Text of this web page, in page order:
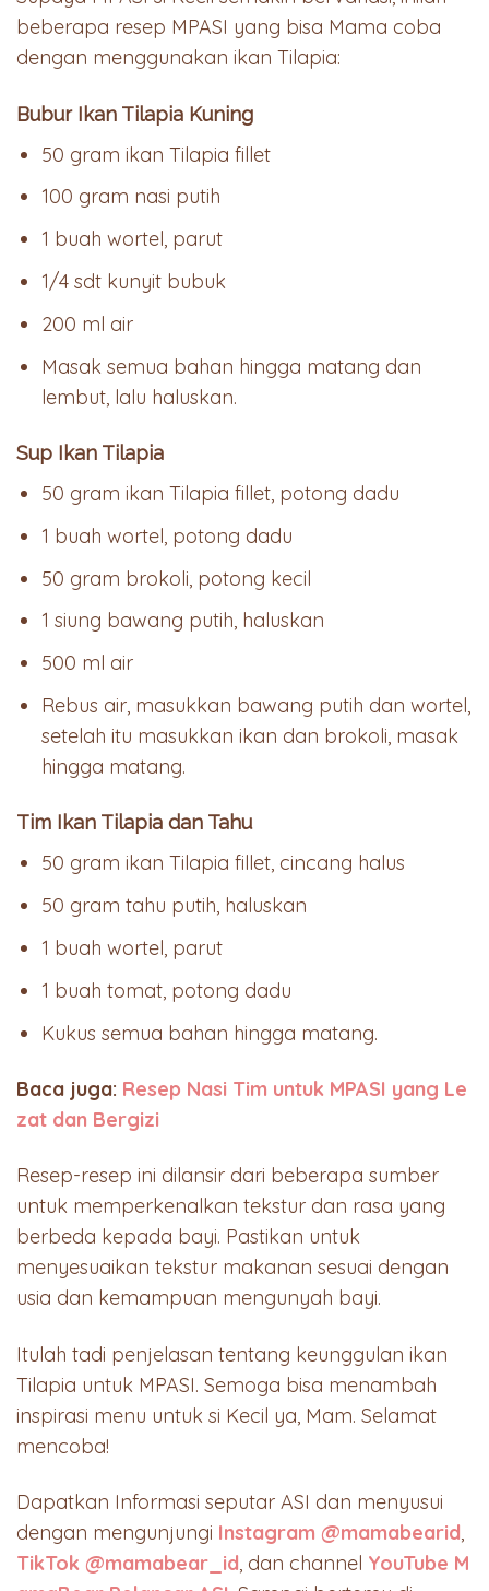
beberapa resep MPASI yang bisa Mama coba
dengan menggunakan ikan Tilapia:
Bubur Ikan Tilapia Kuning
50 gram ikan Tilapia fillet
100 gram nasi putih
1 buah wortel, parut
1/4 sdt kunyit bubuk
200 ml air
Masak semua bahan hingga matang dan
lembut, lalu haluskan.
Sup Ikan Tilapia
50 gram ikan Tilapia fillet, potong dadu
1 buah wortel, potong dadu
50 gram brokoli, potong kecil
1 siung bawang putih, haluskan
500 ml air
Rebus air, masukkan bawang putih dan wortel,
setelah itu masukkan ikan dan brokoli, masak
hingga matang.
Tim Ikan Tilapia dan Tahu
50 gram ikan Tilapia fillet, cincang halus
50 gram tahu putih, haluskan
1 buah wortel, parut
1 buah tomat, potong dadu
Kukus semua bahan hingga matang.
Baca juga: Resep Nasi Tim untuk MPASI yang Le
zat dan Bergizi
Resep-resep ini dilansir dari beberapa sumber
untuk memperkenalkan tekstur dan rasa yang
berbeda kepada bayi. Pastikan untuk
menyesuaikan tekstur makanan sesuai dengan
usia dan kemampuan mengunyah bayi.
Itulah tadi penjelasan tentang keunggulan ikan
Tilapia untuk MPASI. Semoga bisa menambah
inspirasi menu untuk si Kecil ya, Mam. Selamat
mencoba!
Dapatkan Informasi seputar ASI dan menyusui
dengan mengunjungi Instagram @mamabearid,
TikTok @mamabear_id, dan channel YouTube M